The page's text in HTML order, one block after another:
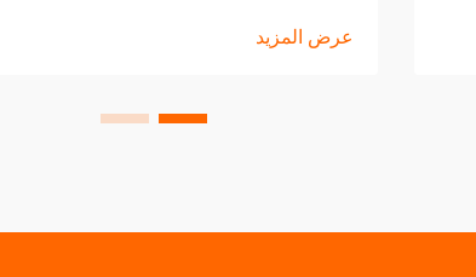
عرض المزيد